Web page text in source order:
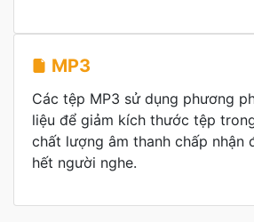
MP3
Các tệp MP3 sử dụng phương
liệu để giảm kích thước tệp
chất lượng âm thanh chấp nhận
hết người nghe.